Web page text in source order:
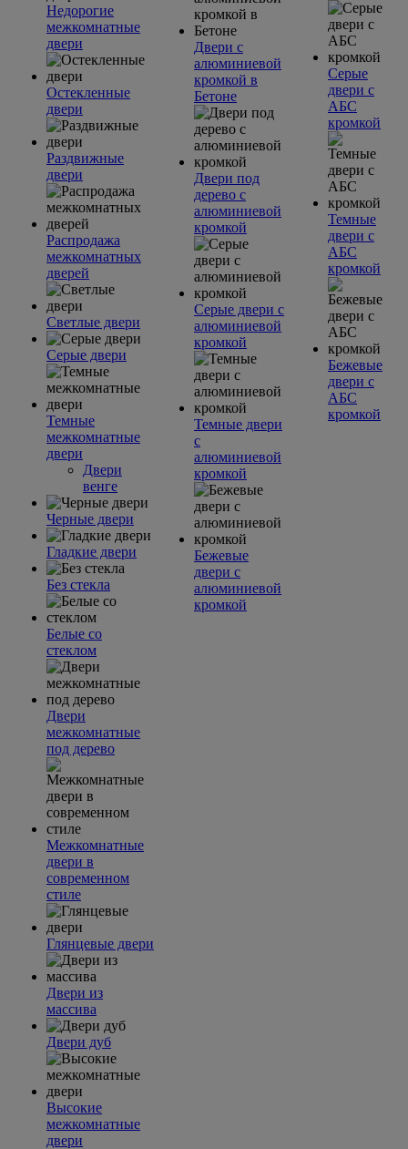
Недорогие
межкомнатные
двери
Остекленные
двери
Раздвижные
двери
Распродажа
межкомнатных
дверей
Светлые двери
Серые двери
Темные
межкомнатные
двери
Двери
венге
Черные двери
Гладкие двери
Без стекла
Белые со
стеклом
Двери
межкомнатные
под дерево
Межкомнатные
двери в
современном
стиле
Глянцевые двери
Двери из
массива
Двери дуб
Высокие
межкомнатные
двери
Двери с
алюминиевой
кромкой в
Бетоне
Двери под
дерево с
алюминиевой
кромкой
Серые двери с
алюминиевой
кромкой
Темные двери
с
алюминиевой
кромкой
Бежевые
двери с
алюминиевой
кромкой
Серые
двери с
АБС
кромкой
Темные
двери с
АБС
кромкой
Бежевые
двери с
АБС
кромкой